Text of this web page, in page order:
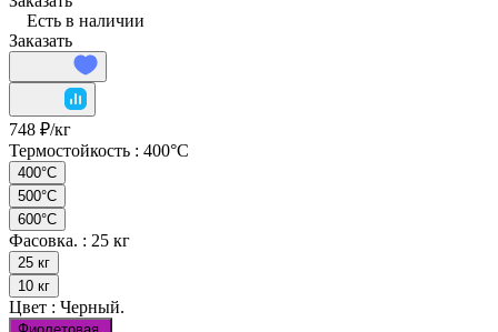
Есть в наличии
Заказать
748 ₽/кг
Термостойкость : 400°C
400°C
500°C
600°C
Фасовка. : 25 кг
25 кг
10 кг
Цвет : Черный.